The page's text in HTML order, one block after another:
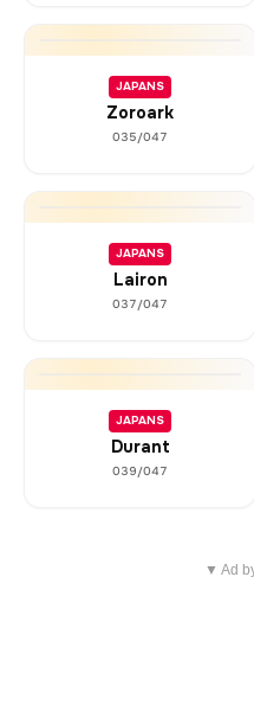
JAPANS
Zoroark
035/047
JAPANS
Lairon
037/047
JAPANS
Durant
039/047
▼ Ad